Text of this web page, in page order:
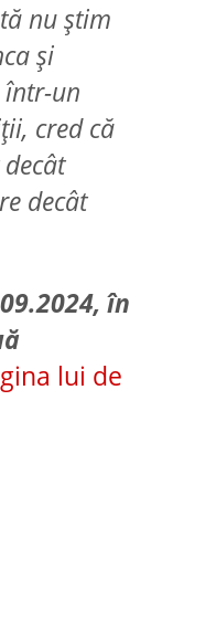
nu știm
și
într-un
cred că
decât
în
lui de